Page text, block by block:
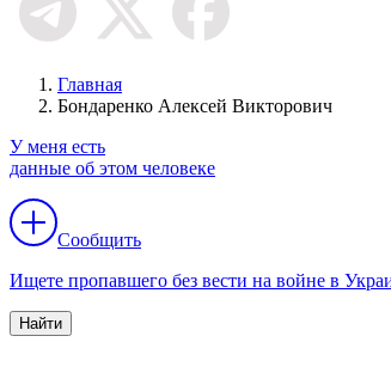
Главная
Бондаренко Алексей Викторович
У меня есть
данные об этом человеке
Сообщить
Ищете пропавшего без вести на войне в
Найти